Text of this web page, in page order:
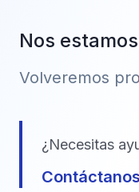
Nos
Volveremos
¿Necesitas
Contáctanos